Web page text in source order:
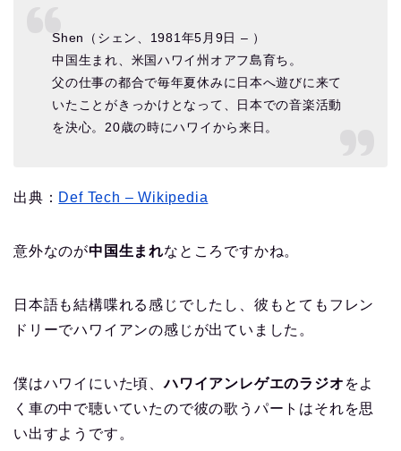
Shen（シェン、1981年5月9日 – ）
中国生まれ、米国ハワイ州オアフ島育ち。
父の仕事の都合で毎年夏休みに日本へ遊びに来て
いたことがきっかけとなって、日本での音楽活動
を決心。20歳の時にハワイから来日。
出典： Def Tech – Wikipedia
意外なのが中国生まれなところですかね。
日本語も結構喋れる感じでしたし、彼もとてもフレン
ドリーでハワイアンの感じが出ていました。
僕はハワイにいた頃、ハワイアンレゲエのラジオ をよ
く車の中で聴いていたので彼の歌うパートはそれを思
い出すようです。